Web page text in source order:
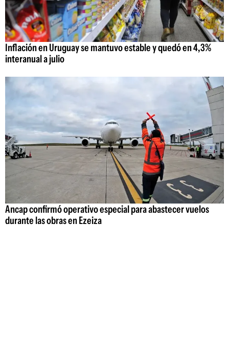
Inflación en Uruguay se mantuvo estable y quedó en 4,3%
interanual a julio
Ancap confirmó operativo especial para abastecer vuelos
durante las obras en Ezeiza